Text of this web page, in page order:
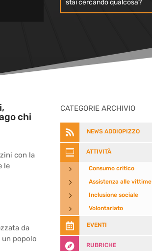
chi
con la
le
da
popolo
CATEGORIE ARCHIVIO
 NEWS ADDIOPIZZO
 ATTIVITÀ
5 Consumo critico
5 Assistenza alle vittime
5 Inclusione sociale
5 Volontariato
 EVENTI
 RUBRICHE